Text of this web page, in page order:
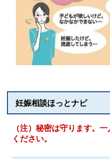
妊娠相談ほっとナビ
（注）秘密は守ります。
ください。